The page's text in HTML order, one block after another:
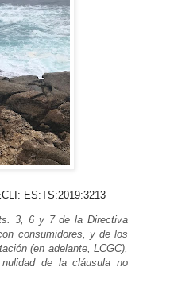
ES:TS:2019:3213
3, 6 y 7 de la Directiva
consumidores, y de los
(en adelante, LCGC),
de la cláusula no